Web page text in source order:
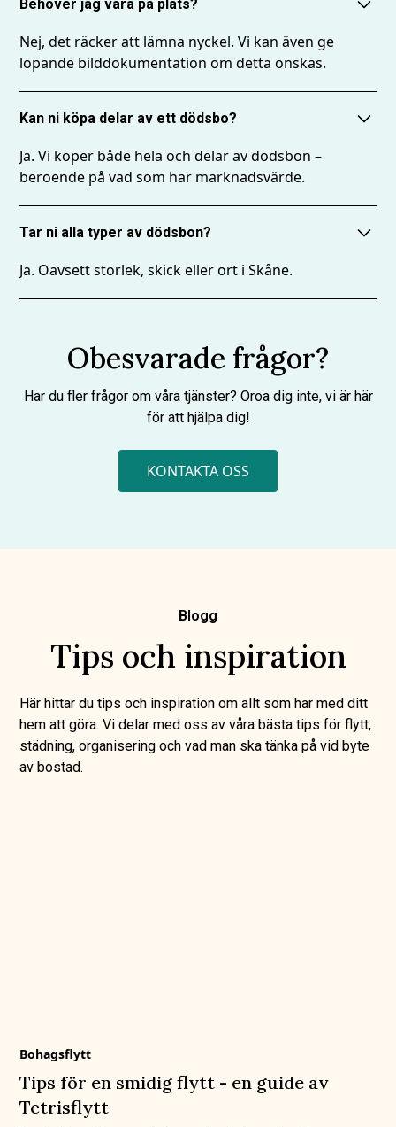
Vi hanterar känsliga dokument (t.ex. testamente,
affektionsvärde dokumenteras och hanteras enligt
överenskommelse. Behöver du hjälp med jurist- eller
auktionskontakt, bistår vi gärna även där.
Att få förtroendet att hantera ett dödsbo är inte bara ett
praktiskt uppdrag för oss – det är ett förtroende. Vi
kommunikation. Målet är att du ska känna dig avlastad,
trygg och lyssnad på genom hela processen.
övergång.
Behöver jag vara på plats?
Nej, det räcker att lämna nyckel. Vi kan även ge
löpande bilddokumentation om detta önskas.
Kan ni köpa delar av ett dödsbo?
Ja. Vi köper både hela och delar av dödsbon –
beroende på vad som har marknadsvärde.
Tar ni alla typer av dödsbon?
Ja. Oavsett storlek, skick eller ort i Skåne.
Obesvarade frågor?
Har du fler frågor om våra tjänster? Oroa dig inte, vi är här
för att hjälpa dig!
KONTAKTA OSS
Blogg
Tips och inspiration
Här hittar du tips och inspiration om allt som har med ditt
hem att göra. Vi delar med oss av våra bästa tips för flytt,
städning, organisering och vad man ska tänka på vid byte
av bostad.
Bohagsflytt
Tips för en smidig flytt - en guide av
Tetrisflytt